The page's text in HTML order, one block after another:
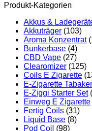
Backen,
Hobby,
Raumerfrischung
uvm.
Menge
Produkt-Kategorien
Akkus &
Akkuträger (103)
Aroma Konzentrat
Bunkerbase (4)
CBD Vape (27)
Clearomizer (125)
Coils E Zigarette
E-Zigarette
E-Ziggi Starter Set
Einweg E Zigarette
Fertig Coils (31)
Liquid Base (8)
Pod Coil (98)